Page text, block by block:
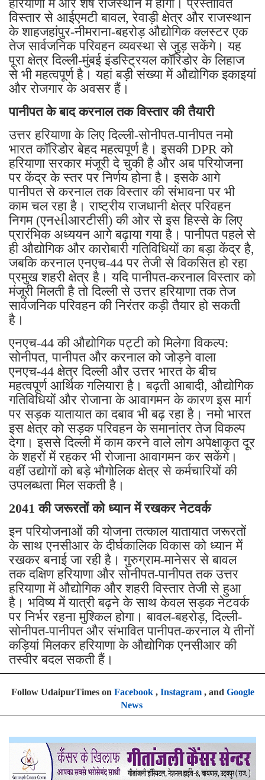
हरियाणा में और शेष राजस्थान में होगा। प्रस्तावित
विस्तार से आईएमटी बावल, रेवाड़ी क्षेत्र और राजस्थान
के शाहजहांपुर-नीमराना-बहरोड़ औद्योगिक क्लस्टर एक
तेज सार्वजनिक परिवहन व्यवस्था से जुड़ सकेंगे। यह
पूरा क्षेत्र दिल्ली-मुंबई इंडस्ट्रियल कॉरिडोर के लिहाज
से भी महत्वपूर्ण है। यहां बड़ी संख्या में औद्योगिक इकाइयां
और रोजगार के अवसर हैं।
पानीपत के बाद करनाल तक विस्तार की तैयारी
उत्तर हरियाणा के लिए दिल्ली-सोनीपत-पानीपत नमो
भारत कॉरिडोर बेहद महत्वपूर्ण है। इसकी DPR को
हरियाणा सरकार मंजूरी दे चुकी है और अब परियोजना
पर केंद्र के स्तर पर निर्णय होना है। इसके आगे
पानीपत से करनाल तक विस्तार की संभावना पर भी
काम चल रहा है। राष्ट्रीय राजधानी क्षेत्र परिवहन
निगम (एनસીआरटीसी) की ओर से इस हिस्से के लिए
प्रारंभिक अध्ययन आगे बढ़ाया गया है। पानीपत पहले से
ही औद्योगिक और कारोबारी गतिविधियों का बड़ा केंद्र है,
जबकि करनाल एनएच-44 पर तेजी से विकसित हो रहा
प्रमुख शहरी क्षेत्र है। यदि पानीपत-करनाल विस्तार को
मंजूरी मिलती है तो दिल्ली से उत्तर हरियाणा तक तेज
सार्वजनिक परिवहन की निरंतर कड़ी तैयार हो सकती
है।
एनएच-44 की औद्योगिक पट्टी को मिलेगा विकल्प:
सोनीपत, पानीपत और करनाल को जोड़ने वाला
एनएच-44 क्षेत्र दिल्ली और उत्तर भारत के बीच
महत्वपूर्ण आर्थिक गलियारा है। बढ़ती आबादी, औद्योगिक
गतिविधियों और रोजाना के आवागमन के कारण इस मार्ग
पर सड़क यातायात का दबाव भी बढ़ रहा है। नमो भारत
इस क्षेत्र को सड़क परिवहन के समानांतर तेज विकल्प
देगा। इससे दिल्ली में काम करने वाले लोग अपेक्षाकृत दूर
के शहरों में रहकर भी रोजाना आवागमन कर सकेंगे।
वहीं उद्योगों को बड़े भौगोलिक क्षेत्र से कर्मचारियों की
उपलब्धता मिल सकती है।
2041 की जरूरतों को ध्यान में रखकर नेटवर्क
इन परियोजनाओं की योजना तत्काल यातायात जरूरतों
के साथ एनसीआर के दीर्घकालिक विकास को ध्यान में
रखकर बनाई जा रही है। गुरुग्राम-मानेसर से बावल
तक दक्षिण हरियाणा और सोनीपत-पानीपत तक उत्तर
हरियाणा में औद्योगिक और शहरी विस्तार तेजी से हुआ
है। भविष्य में यात्री बढ़ने के साथ केवल सड़क नेटवर्क
पर निर्भर रहना मुश्किल होगा। बावल-बहरोड़, दिल्ली-
सोनीपत-पानीपत और संभावित पानीपत-करनाल ये तीनों
कड़ियां मिलकर हरियाणा के औद्योगिक एनसीआर की
तस्वीर बदल सकती हैं।
Follow UdaipurTimes on Facebook, Instagram, and Google
News